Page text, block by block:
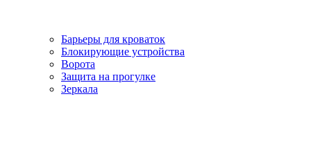
Барьеры для кроваток
Блокирующие устройства
Ворота
Защита на прогулке
Зеркала